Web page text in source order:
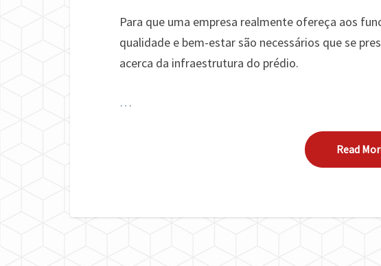
DE
Para que uma empresa realmente ofereça aos
qualidade e bem-estar são necessários que se
acerca da infraestrutura do prédio.
…
Read